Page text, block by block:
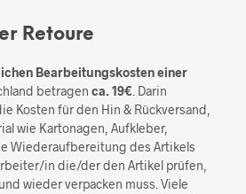
Retoure
Bearbeitungskosten einer
betragenca. 19€. Darin
Kosten für den Hin & Rückversand,
wie Kartonagen, Aufkleber,
Wiederaufbereitung des Artikels
in die/der den Artikel prüfen,
wieder verpacken muss. Viele